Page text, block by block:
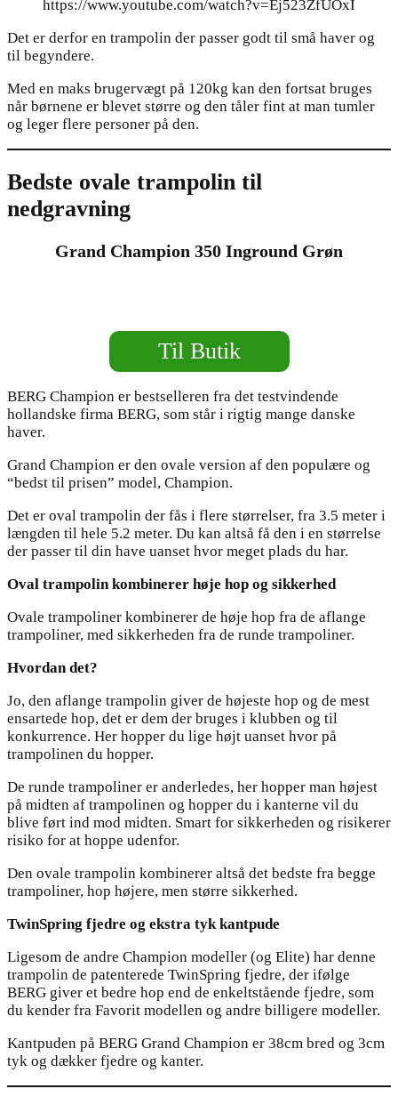
https://www.youtube.com/watch?v=Ej523ZfUOxI
Det er derfor en trampolin der passer godt til små haver og
til begyndere.
Med en maks brugervægt på 120kg kan den fortsat bruges
når børnene er blevet større og den tåler fint at man tumler
og leger flere personer på den.
Bedste ovale trampolin til
nedgravning
Grand Champion 350 Inground Grøn
Til Butik
BERG Champion er bestselleren fra det testvindende
hollandske firma BERG, som står i rigtig mange danske
haver.
Grand Champion er den ovale version af den populære og
“bedst til prisen” model, Champion.
Det er oval trampolin der fås i flere størrelser, fra 3.5 meter i
længden til hele 5.2 meter. Du kan altså få den i en størrelse
der passer til din have uanset hvor meget plads du har.
Oval trampolin kombinerer høje hop og sikkerhed
Ovale trampoliner kombinerer de høje hop fra de aflange
trampoliner, med sikkerheden fra de runde trampoliner.
Hvordan det?
Jo, den aflange trampolin giver de højeste hop og de mest
ensartede hop, det er dem der bruges i klubben og til
konkurrence. Her hopper du lige højt uanset hvor på
trampolinen du hopper.
De runde trampoliner er anderledes, her hopper man højest
på midten af trampolinen og hopper du i kanterne vil du
blive ført ind mod midten. Smart for sikkerheden og risikerer
risiko for at hoppe udenfor.
Den ovale trampolin kombinerer altså det bedste fra begge
trampoliner, hop højere, men større sikkerhed.
TwinSpring fjedre og ekstra tyk kantpude
Ligesom de andre Champion modeller (og Elite) har denne
trampolin de patenterede TwinSpring fjedre, der ifølge
BERG giver et bedre hop end de enkeltstående fjedre, som
du kender fra Favorit modellen og andre billigere modeller.
Kantpuden på BERG Grand Champion er 38cm bred og 3cm
tyk og dækker fjedre og kanter.